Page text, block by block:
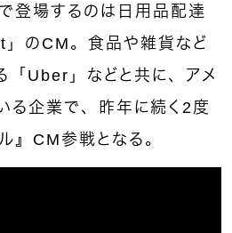
登場するのは日用品配達
のCM。食品や雑貨など
「Uber」などと共に、アメ
る企業で、昨年に続く2度
』CM参戦となる。